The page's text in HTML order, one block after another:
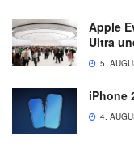
Apple
Ultra
5.
iPhone
4.